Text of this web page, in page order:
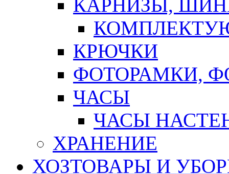
КАРНИЗЫ,
КРЮЧКИ
ФОТОРАМКИ,
ЧАСЫ
ЧАСЫ
ХРАНЕНИЕ
ХОЗТОВАРЫ И